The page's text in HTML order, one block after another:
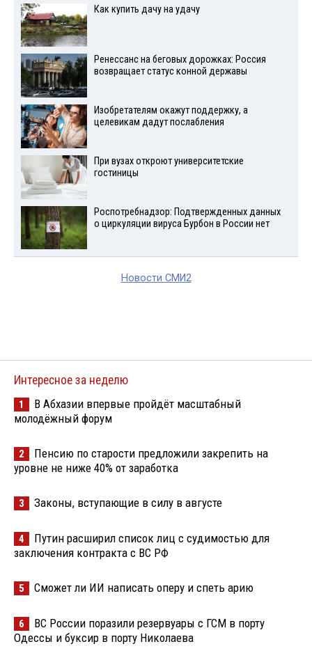
Как купить дачу на удачу
Ренессанс на беговых дорожках: Россия
возвращает статус конной державы
Изобретателям окажут поддержку, а
целевикам дадут послабления
При вузах откроют университетские
гостиницы
Роспотребнадзор: Подтвержденных данных
о циркуляции вируса Бурбон в России нет
Новости СМИ2
Интересное за неделю
1
В Абхазии впервые пройдёт масштабный
молодёжный форум
2
Пенсию по старости предложили закрепить на
уровне не ниже 40% от заработка
3 Законы, вступающие в силу в августе
4
Путин расширил список лиц с судимостью для
заключения контракта с ВС РФ
5 Сможет ли ИИ написать оперу и спеть арию
6
ВС России поразили резервуары с ГСМ в порту
Одессы и буксир в порту Николаева